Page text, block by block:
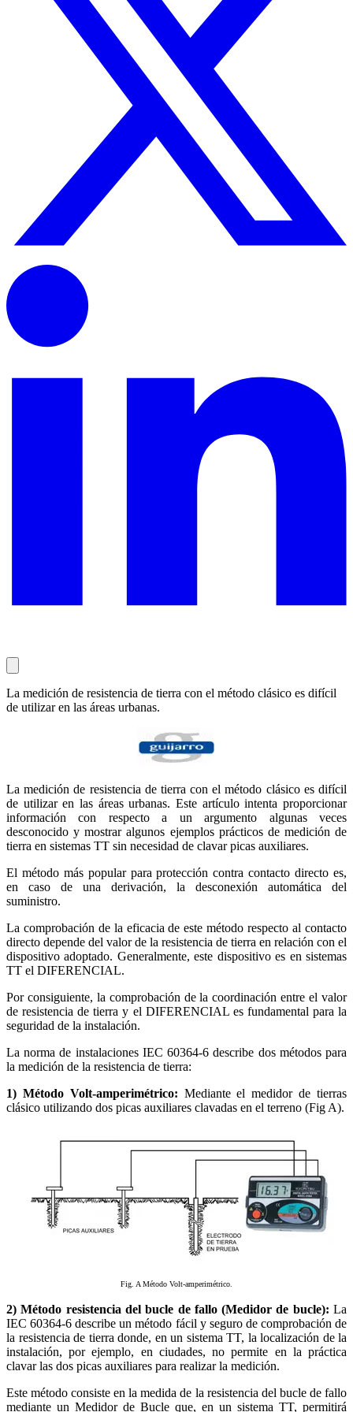
La medición de resistencia de tierra con el método clásico es difícil
de utilizar en las áreas urbanas.
La medición de resistencia de tierra con el método clásico es difícil
de utilizar en las áreas urbanas. Este artículo intenta proporcionar
información con respecto a un argumento algunas veces
desconocido y mostrar algunos ejemplos prácticos de medición de
tierra en sistemas TT sin necesidad de clavar picas auxiliares.
El método más popular para protección contra contacto directo es,
en caso de una derivación, la desconexión automática del
suministro.
La comprobación de la eficacia de este método respecto al contacto
directo depende del valor de la resistencia de tierra en relación con el
dispositivo adoptado. Generalmente, este dispositivo es en sistemas
TT el DIFERENCIAL.
Por consiguiente, la comprobación de la coordinación entre el valor
de resistencia de tierra y el DIFERENCIAL es fundamental para la
seguridad de la instalación.
La norma de instalaciones IEC 60364-6 describe dos métodos para
la medición de la resistencia de tierra:
1) Método Volt-amperimétrico: Mediante el medidor de tierras
clásico utilizando dos picas auxiliares clavadas en el terreno (Fig A).
Fig. A Método Volt-amperimétrico.
2) Método resistencia del bucle de fallo (Medidor de bucle): La
IEC 60364-6 describe un método fácil y seguro de comprobación de
la resistencia de tierra donde, en un sistema TT, la localización de la
instalación, por ejemplo, en ciudades, no permite en la práctica
clavar las dos picas auxiliares para realizar la medición.
Este método consiste en la medida de la resistencia del bucle de fallo
mediante un Medidor de Bucle que, en un sistema TT, permitirá